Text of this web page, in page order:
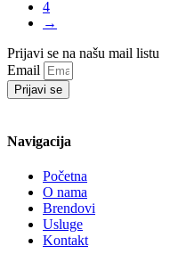
4
→
Prijavi se na našu mail listu
Email
Prijavi se
Navigacija
Početna
O nama
Brendovi
Usluge
Kontakt